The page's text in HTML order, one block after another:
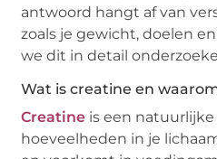
antwoord hangt af van
zoals je gewicht, doelen
we dit in detail
Wat is creatine en
Creatine is een
hoeveelheden in je